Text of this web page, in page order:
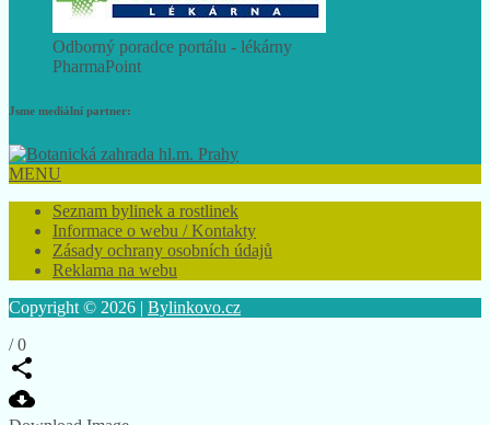
Odborný poradce portálu - lékárny
PharmaPoint
Jsme mediální partner:
MENU
Seznam bylinek a rostlinek
Informace o webu / Kontakty
Zásady ochrany osobních údajů
Reklama na webu
Copyright © 2026 |Bylinkovo.cz
/0